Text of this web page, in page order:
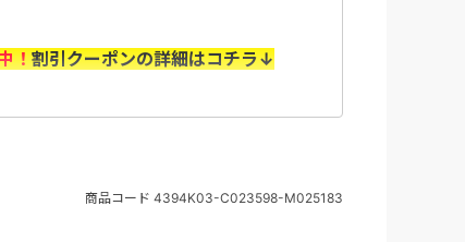
！割引クーポンの詳細はコチラ↓
）10：00～8/31（月）＞
商品コード 4394K03-C023598-M025183